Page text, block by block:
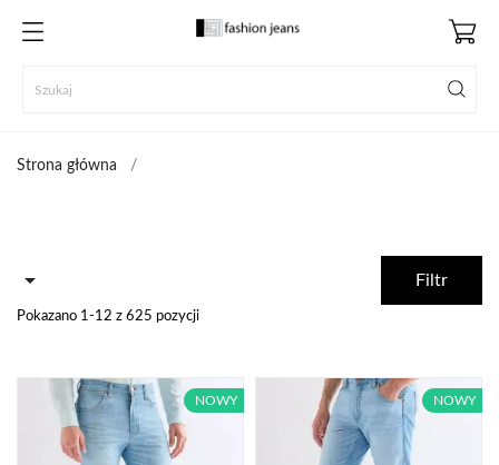
Strona główna
 Filtr
Pokazano 1-12 z 625 pozycji
NOWY NOWY